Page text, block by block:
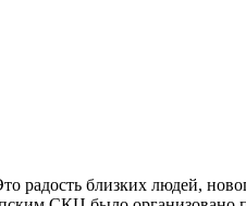
близких людей,